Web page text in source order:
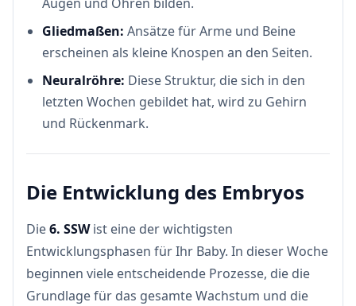
Gliedmaßen: Ansätze für Arme und Beine
erscheinen als kleine Knospen an den Seiten.
Neuralröhre: Diese Struktur, die sich in den
letzten Wochen gebildet hat, wird zu Gehirn
und Rückenmark.
Die Entwicklung des Embryos
Die6. SSWist eine der wichtigsten
Entwicklungsphasen für Ihr Baby. In dieser Woche
beginnen viele entscheidende Prozesse, die die
Grundlage für das gesamte Wachstum und die